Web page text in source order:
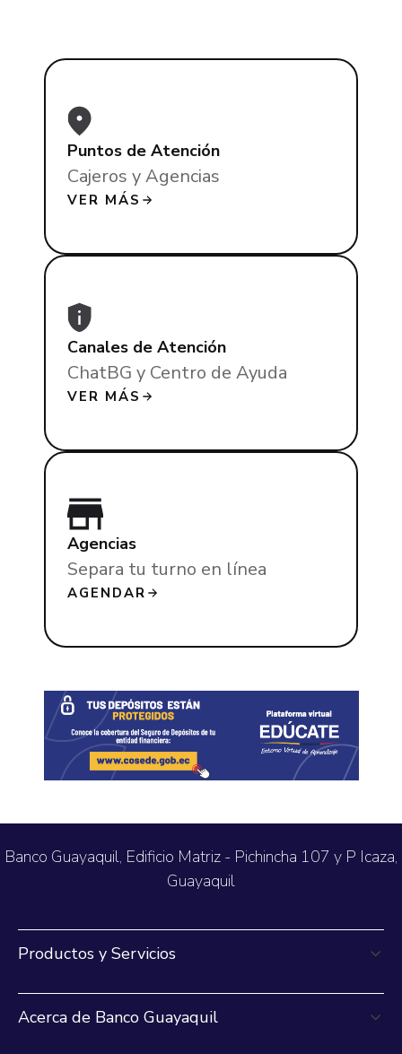
Puntos de Atención
Cajeros y Agencias
VER MÁS
Canales de Atención
ChatBG y Centro de Ayuda
VER MÁS
Agencias
Separa tu turno en línea
AGENDAR
Banco Guayaquil, Edificio Matriz - Pichincha 107 y P Icaza,
Guayaquil
Productos y Servicios
Acerca de Banco Guayaquil